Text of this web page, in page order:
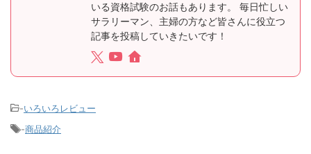
いる資格試験のお話もあります。 毎日忙しい
サラリーマン、主婦の方など皆さんに役立つ
記事を投稿していきたいです！
-いろいろレビュー
-商品紹介